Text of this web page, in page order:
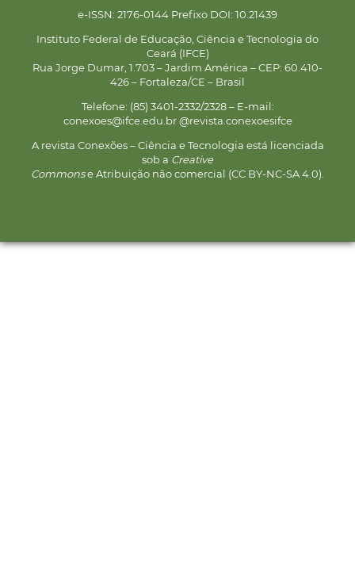
e-ISSN: 2176-0144 Prefixo DOI: 10.21439
Instituto Federal de Educação, Ciência e Tecnologia do
Ceará (IFCE)
Rua Jorge Dumar, 1.703 – Jardim América – CEP: 60.410-
426 – Fortaleza/CE – Brasil
Telefone: (85) 3401-2332/2328 – E-mail:
conexoes@ifce.edu.br @revista.conexoesifce
A revista Conexões – Ciência e Tecnologia está licenciada
sob a Creative
Commonse Atribuição não comercial (CC BY-NC-SA 4.0).